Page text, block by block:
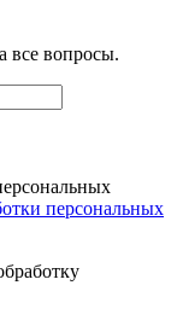
все вопросы.
персональных